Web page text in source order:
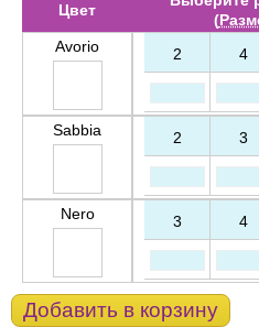
Цвет
(
Avorio
2 4
Sabbia 2 3
Nero 3 4
Добавить в корзину